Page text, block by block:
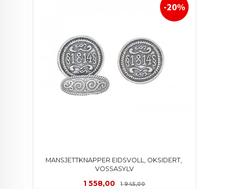
MANSJETTKNAPPER EIDSVOLL, OKSIDERT,
VOSSASYLV
Tilbud
1 558,00 1 945,00Rabatt
-20%